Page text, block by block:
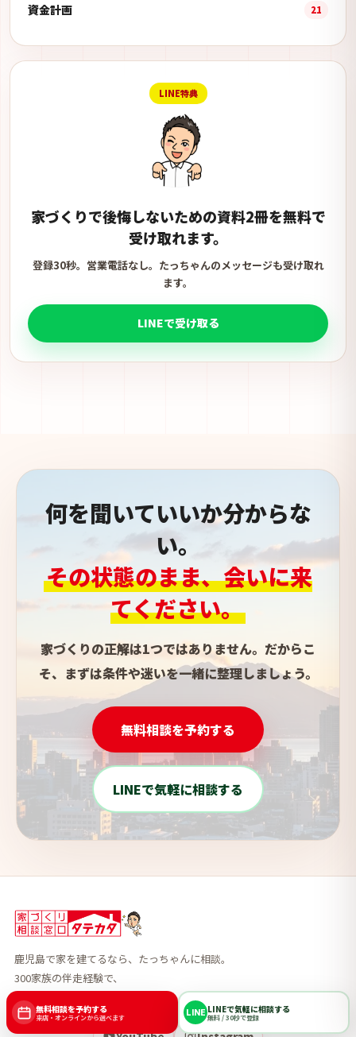
資金計画 21
LINE特典
家づくりで後悔しないための資料2冊を無料で
受け取れます。
登録30秒。営業電話なし。たっちゃんのメッセージも受け取れ
ます。
LINEで受け取る
何を聞いていいか分からな
い。
その状態のまま、会いに来
てください。
家づくりの正解は1つではありません。だからこ
そ、まずは条件や迷いを一緒に整理しましょう。
無料相談を予約する
LINEで気軽に相談する
鹿児島で家を建てるなら、たっちゃんに相談。
300家族の伴走経験で、
あなたの正解を一緒に見つけます。
無料相談を予約する
来店・オンラインから選べます LINE LINEで気軽に相談する
無料 / 30秒で登録